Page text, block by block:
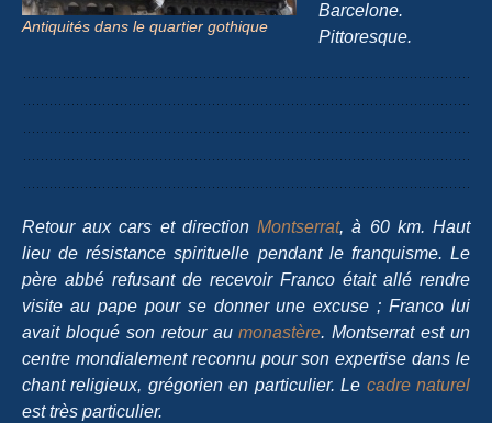
Antiquités dans le quartier gothique
Barcelone.
Pittoresque.
Retour aux cars et directionMontserrat, à 60 km. Haut
lieu de résistance spirituelle pendant le franquisme. Le
père abbé refusant de recevoir Franco était allé rendre
visite au pape pour se donner une excuse ; Franco lui
avait bloqué son retour aumonastère. Montserrat est un
centre mondialement reconnu pour son expertise dans le
chant religieux, grégorien en particulier. Le cadre naturel
est très particulier.